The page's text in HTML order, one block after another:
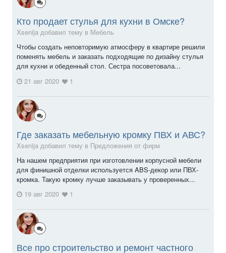
Кто продает стулья для кухни в Омске?
Xsenija добавил тему в Мебель
Чтобы создать неповторимую атмосферу в квартире решили
поменять мебель и заказать подходящие по дизайну стулья
для кухни и обеденный стол. Сестра посоветовала...
21 авг 2020
1
Где заказать мебельную кромку ПВХ и АВС?
Xsenija добавил тему в Предложения от фирм
На нашем предприятия при изготовлении корпусной мебели
для финишной отделки используется ABS-декор или ПВХ-
кромка. Такую кромку лучше заказывать у проверенных...
19 авг 2020
1
Все про строительство и ремонт частного